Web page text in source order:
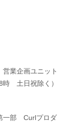
業企画ユニット
土日祝除く）
一部 Curlプロダ